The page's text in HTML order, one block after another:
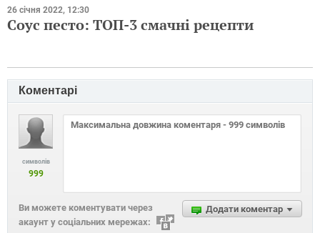
26 січня 2022, 12:30
Соус песто: ТОП-3 смачні рецепти
Коментарі
символів
999
Додати коментар
Ви можете коментувати через
акаунт у соціальних мережах: